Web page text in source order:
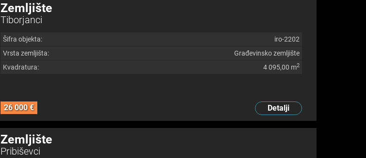
Zemljište
Tiborjanci
Šifra objekta:
iro-2202
Vrsta zemljišta:
Građevinsko zemljište
Kvadratura:
4 095,00 m2
26 000 € Detalji
Zemljište
Pribiševci